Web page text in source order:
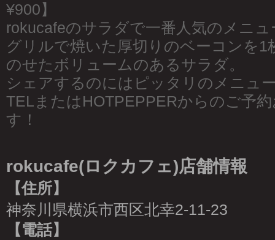
¥900】
rokucafeのサラダで一番人気のメニュ
グリルで焼いた厚切りのベーコンを1
のせたボリュームのあるサラダ。
シェアするのにはピッタリのメニュ
TELまたはHOTPEPPERからのご予
す！
rokucafe(ロクカフェ)店舗情報
【住所】
神奈川県横浜市西区北幸2-11-23
【電話】